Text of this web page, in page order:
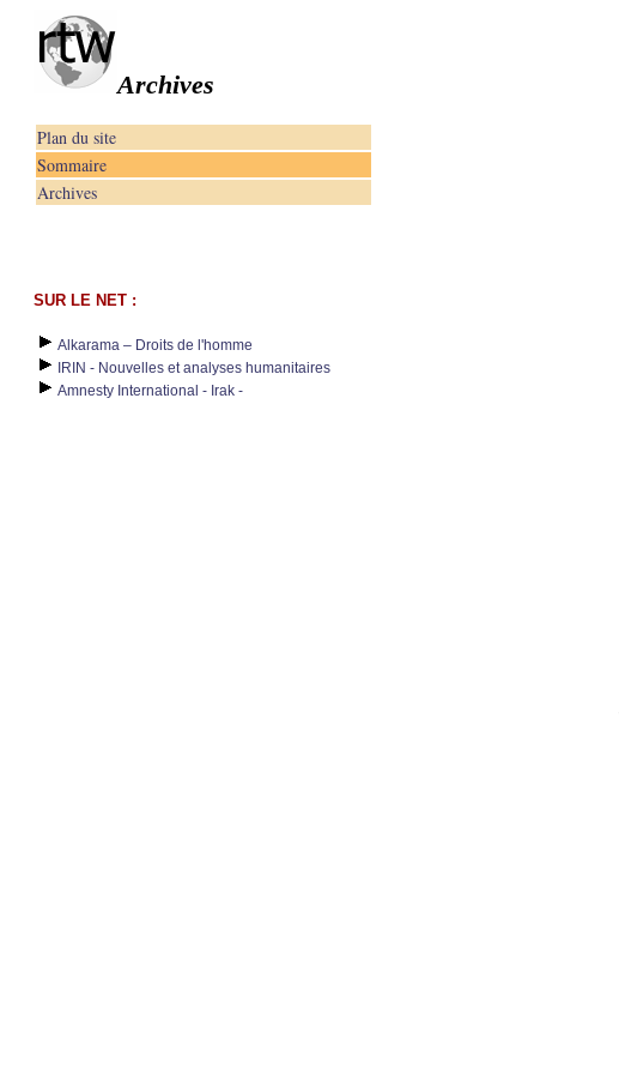
Archives
Plan du site
Sommaire
Archives
SUR LE NET :
Alkarama – Droits de l'homme
IRIN - Nouvelles et analyses humanitaires
Amnesty International - Irak -